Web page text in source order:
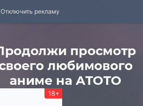
Отключить рекламу
18+